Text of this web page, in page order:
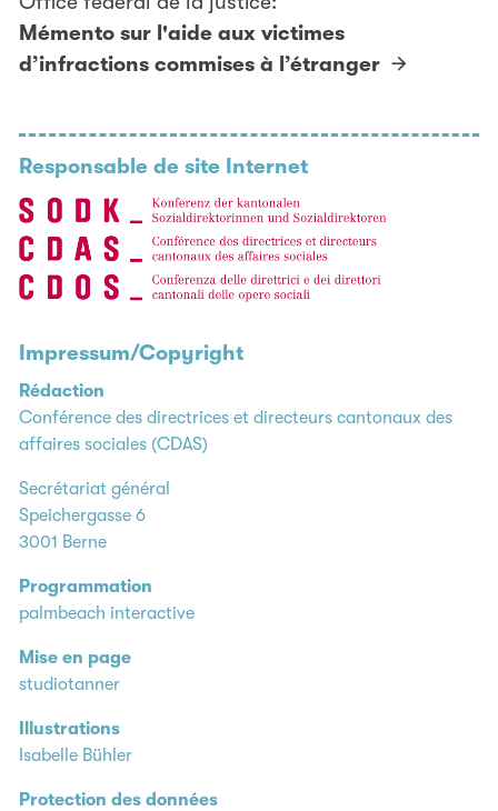
Mémento sur l'aide aux victimes
d’infractions commises à l’étranger
Responsable de site Internet
Impressum/Copyright
Rédaction
Conférence des directrices et directeurs cantonaux des
affaires sociales (CDAS)
Secrétariat général
Speichergasse 6
3001 Berne
Programmation
palmbeach interactive
Mise en page
studiotanner
Illustrations
Isabelle Bühler
Protection des données